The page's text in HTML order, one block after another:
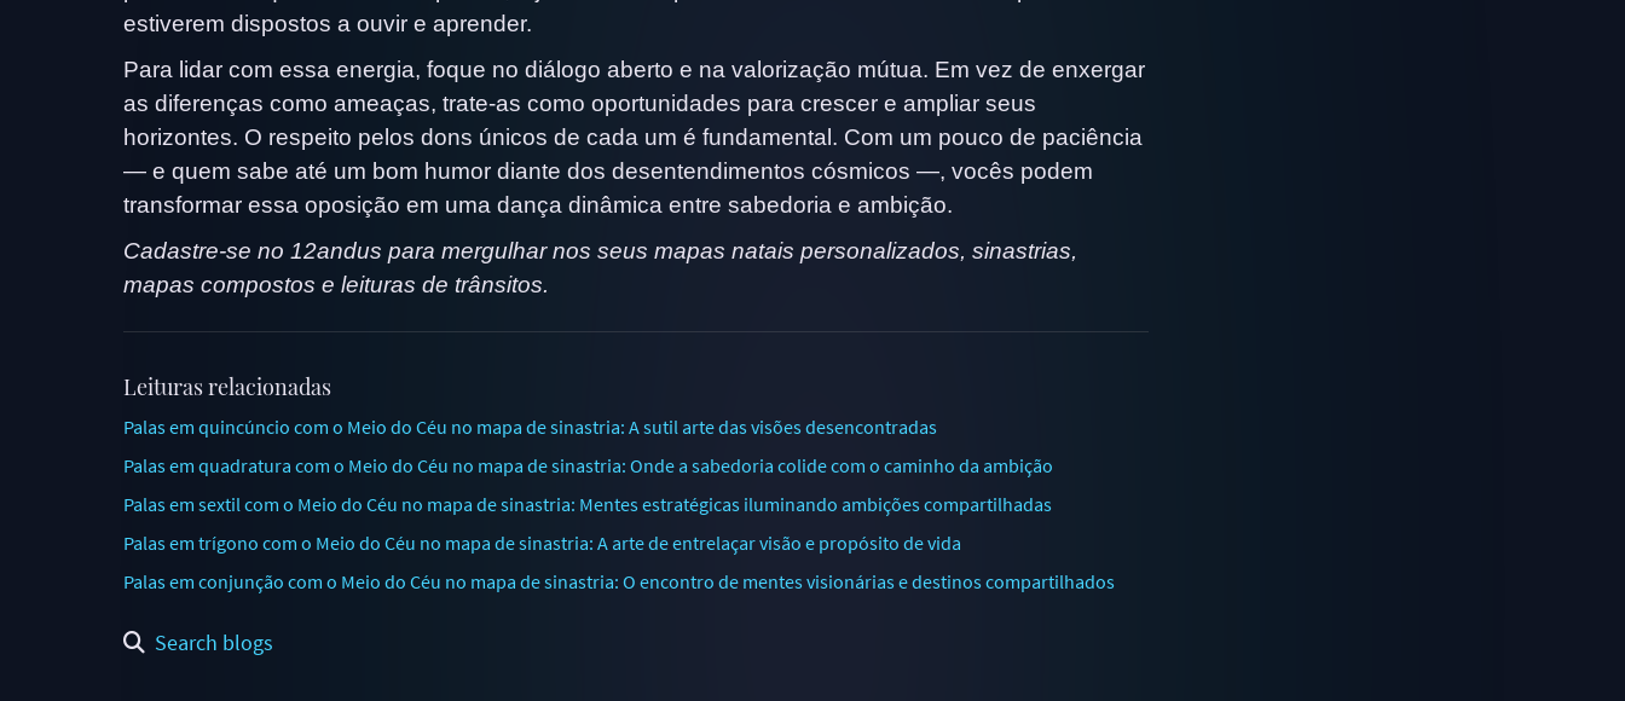
estiverem dispostos a ouvir e aprender.
Para lidar com essa energia, foque no diálogo aberto e na valorização mútua. Em vez de enxergar
as diferenças como ameaças, trate-as como oportunidades para crescer e ampliar seus
horizontes. O respeito pelos dons únicos de cada um é fundamental. Com um pouco de paciência
— e quem sabe até um bom humor diante dos desentendimentos cósmicos —, vocês podem
transformar essa oposição em uma dança dinâmica entre sabedoria e ambição.
Cadastre-se no 12andus para mergulhar nos seus mapas natais personalizados, sinastrias,
mapas compostos e leituras de trânsitos.
Leituras relacionadas
Palas em quincúncio com o Meio do Céu no mapa de sinastria: A sutil arte das visões desencontradas
Palas em quadratura com o Meio do Céu no mapa de sinastria: Onde a sabedoria colide com o caminho da ambição
Palas em sextil com o Meio do Céu no mapa de sinastria: Mentes estratégicas iluminando ambições compartilhadas
Palas em trígono com o Meio do Céu no mapa de sinastria: A arte de entrelaçar visão e propósito de vida
Palas em conjunção com o Meio do Céu no mapa de sinastria: O encontro de mentes visionárias e destinos compartilhados
Search blogs